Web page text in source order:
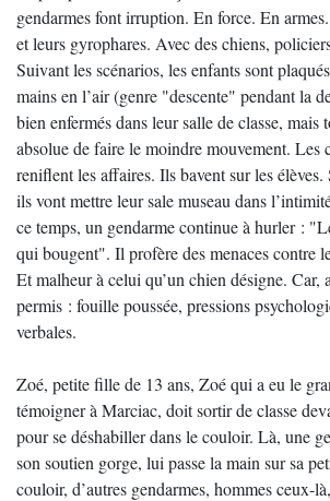
gendarmes font irruption. En force. En
et leurs gyrophares. Avec des chiens,
Suivant les scénarios, les enfants sont
mains en l’air (genre "descente" pendant la
bien enfermés dans leur salle de classe, mais
absolue de faire le moindre mouvement. Les
reniflent les affaires. Ils bavent sur les
ils vont mettre leur sale museau dans
ce temps, un gendarme continue à hurler :
qui bougent". Il profère des menaces contre
Et malheur à celui qu’un chien désigne. Car,
permis : fouille poussée, pressions
verbales.
Zoé, petite fille de 13 ans, Zoé qui a eu le
témoigner à Marciac, doit sortir de classe
pour se déshabiller dans le couloir. Là, une
son soutien gorge, lui passe la main sur sa
couloir, d’autres gendarmes, hommes ceux-